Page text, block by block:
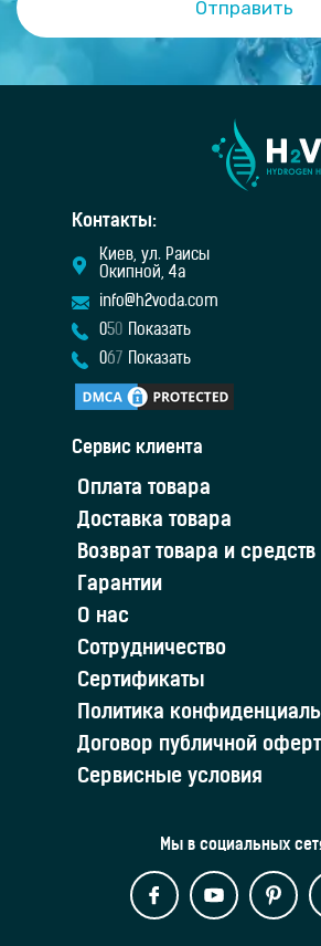
Контакты:
Киев, ул. Раисы
Окипной, 4а
info@h2voda.com
050 Показать
067 Показать
Сервис клиента
Оплата товара
Доставка товара
Возврат товара и средств
Гарантии
О нас
Сотрудничество
Сертификаты
Политика
Договор публичной
Сервисные условия
Мы в социальных